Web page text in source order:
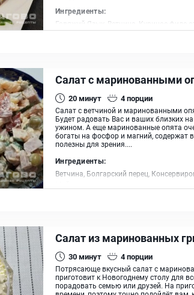
Ингредиенты:
Говяжий Язык, Ветчина, Куриное филе
Салат с маринованными
20минут 4порции
Салат с ветчиной и маринованными
Будет радовать Вас и ваших близких
ужином. А еще маринованные опята
богаты на фосфор и магний, содержат
полезны для зрения....
Ингредиенты:
Ветчина, Болгарский перец,
Салат из маринованных
30минут 4порции
Потрясающе вкусный салат с
приготовит к Новогоднему столу для
порадовать семью или друзей. На